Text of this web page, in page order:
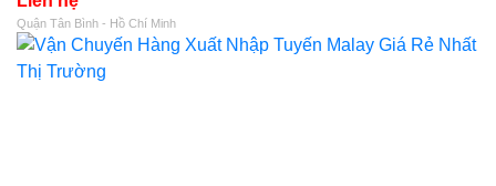
Quận Tân Bình - Hồ Chí Minh